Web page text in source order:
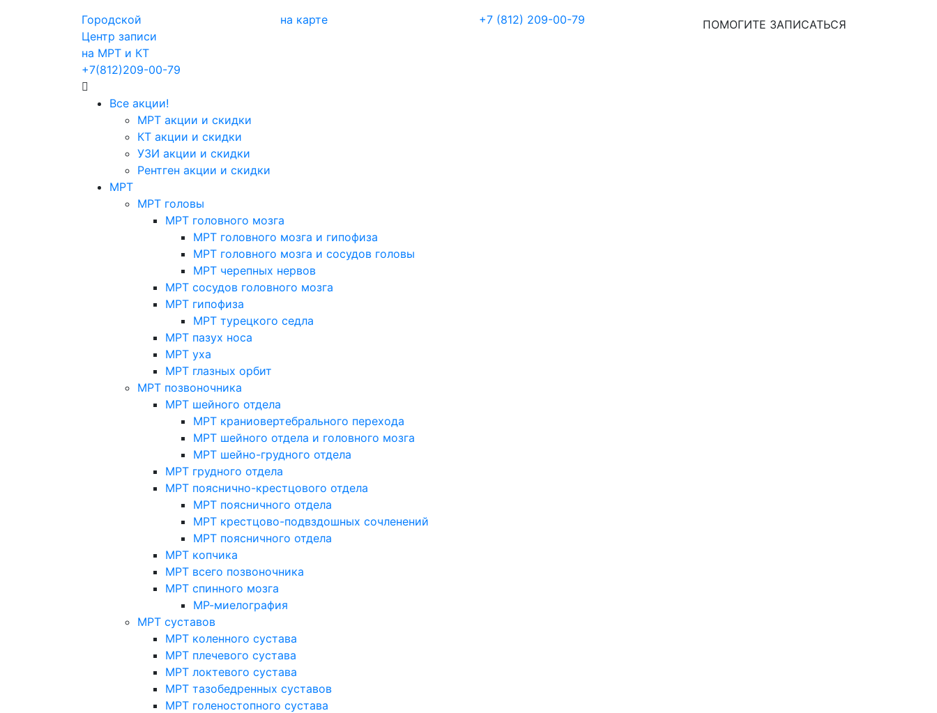
Городской
Центр записи
на МРТ и КТ
+7(812)209-00-79
на карте +7 (812) 209-00-79 ПОМОГИТЕ ЗАПИСАТЬСЯ
Все акции!
МРТ акции и скидки
КТ акции и скидки
УЗИ акции и скидки
Рентген акции и скидки
МРТ
МРТ головы
МРТ головного мозга
МРТ головного мозга и гипофиза
МРТ головного мозга и сосудов головы
МРТ черепных нервов
МРТ сосудов головного мозга
МРТ гипофиза
МРТ турецкого седла
МРТ пазух носа
МРТ уха
МРТ глазных орбит
МРТ позвоночника
МРТ шейного отдела
МРТ краниовертебрального перехода
МРТ шейного отдела и головного мозга
МРТ шейно-грудного отдела
МРТ грудного отдела
МРТ пояснично-крестцового отдела
МРТ поясничного отдела
МРТ крестцово-подвздошных сочленений
МРТ поясничного отдела
МРТ копчика
МРТ всего позвоночника
МРТ спинного мозга
МР-миелография
МРТ суставов
МРТ коленного сустава
МРТ плечевого сустава
МРТ локтевого сустава
МРТ тазобедренных суставов
МРТ голеностопного сустава